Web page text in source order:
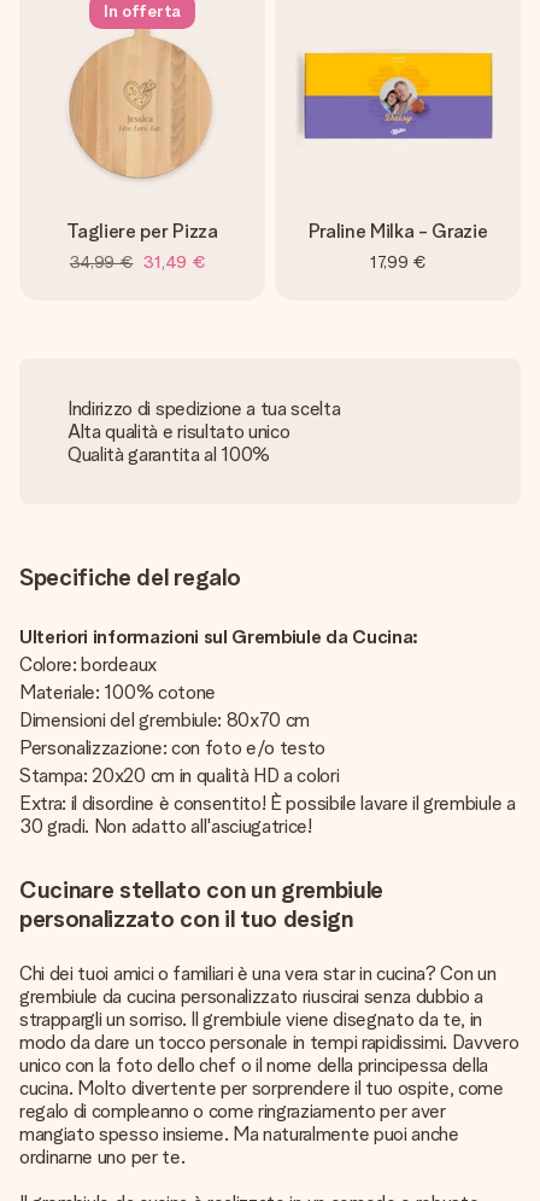
In offerta
Tagliere per Pizza
34,99 € 31,49 €
Praline Milka - Grazie
17,99 €
Indirizzo di spedizione a tua scelta
Alta qualità e risultato unico
Qualità garantita al 100%
Specifiche del regalo
Ulteriori informazioni sul Grembiule da Cucina:
Colore: bordeaux
Materiale: 100% cotone
Dimensioni del grembiule: 80x70 cm
Personalizzazione: con foto e/o testo
Stampa: 20x20 cm in qualità HD a colori
Extra: il disordine è consentito! È possibile lavare il grembiule a
30 gradi. Non adatto all'asciugatrice!
Cucinare stellato con un grembiule
personalizzato con il tuo design
Chi dei tuoi amici o familiari è una vera star in cucina? Con un
grembiule da cucina personalizzato riuscirai senza dubbio a
strappargli un sorriso. Il grembiule viene disegnato da te, in
modo da dare un tocco personale in tempi rapidissimi. Davvero
unico con la foto dello chef o il nome della principessa della
cucina. Molto divertente per sorprendere il tuo ospite, come
regalo di compleanno o come ringraziamento per aver
mangiato spesso insieme. Ma naturalmente puoi anche
ordinarne uno per te.